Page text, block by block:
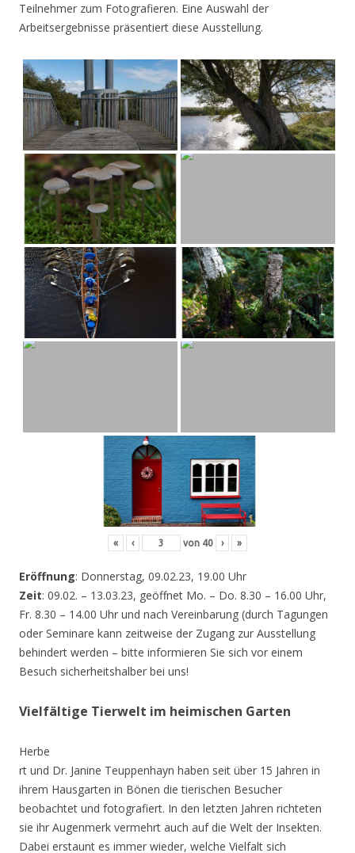
Teilnehmer zum Fotografieren. Eine Auswahl der
Arbeitsergebnisse präsentiert diese Ausstellung.
« ‹ von 40 › »
Eröffnung: Donnerstag, 09.02.23, 19.00 Uhr
Zeit: 09.02. – 13.03.23, geöffnet Mo. – Do. 8.30 – 16.00 Uhr,
Fr. 8.30 – 14.00 Uhr und nach Vereinbarung (durch Tagungen
oder Seminare kann zeitweise der Zugang zur Ausstellung
behindert werden – bitte informieren Sie sich vor einem
Besuch sicherheitshalber bei uns!
Vielfältige Tierwelt im heimischen Garten
Herbe
rt und Dr. Janine Teuppenhayn haben seit über 15 Jahren in
ihrem Hausgarten in Bönen die tierischen Besucher
beobachtet und fotografiert. In den letzten Jahren richteten
sie ihr Augenmerk vermehrt auch auf die Welt der Insekten.
Dabei erstaunt es immer wieder, welche Vielfalt sich